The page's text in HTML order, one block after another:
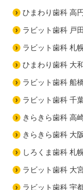
ひまわり歯科 高
ラビット歯科 戸
ラビット歯科 札
ひまわり歯科 大
ラビット歯科 船
ラビット歯科 千
きらきら歯科 高
きらきら歯科 大
しろくま歯科 札
ラビット歯科 大
ラビット歯科 宇